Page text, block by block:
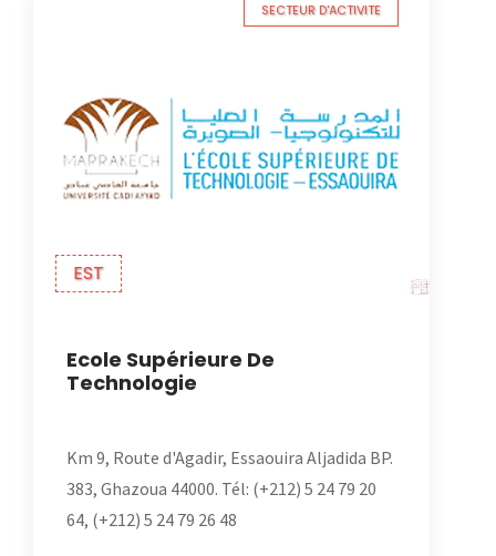
EST
SECTEUR D'ACTIVITE
Ecole Supérieure De
Technologie
Km 9, Route d'Agadir, Essaouira Aljadida BP.
383, Ghazoua 44000. Tél: (+212) 5 24 79 20
64, (+212) 5 24 79 26 48